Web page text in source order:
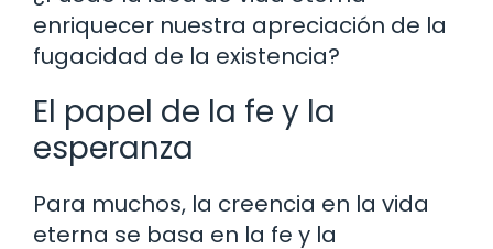
enriquecer nuestra apreciación de la
fugacidad de la existencia?
El papel de la fe y la
esperanza
Para muchos, la creencia en la vida
eterna se basa en la fe y la